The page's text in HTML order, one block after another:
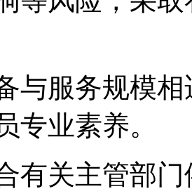
与服务规模
专业素养。
有关主管部